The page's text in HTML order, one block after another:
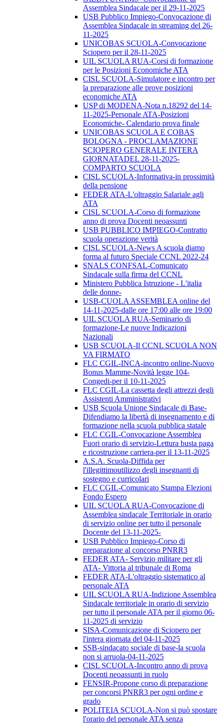
Assemblea Sindacale per il 29-11-2025
USB Pubblico Impiego-Convocazione di
Assemblea Sindacale in streaming del 26-
11-2025
UNICOBAS SCUOLA-Convocazione
Sciopero per il 28-11-2025
UIL SCUOLA RUA-Corsi di formazione
per le Posizioni Economiche ATA
CISL SCUOLA-Simulatore e incontro per
la preparazione alle prove posizioni
economiche ATA
USP di MODENA-Nota n.18292 del 14-
11-2025-Personale ATA-Posizioni
Economiche- Calendario prova finale
UNICOBAS SCUOLA E COBAS
BOLOGNA - PROCLAMAZIONE
SCIOPERO GENERALE INTERA
GIORNATADEL 28-11-2025-
COMPARTO SCUOLA
CISL SCUOLA-Informativa-in prossimità
della pensione
FEDER ATA-L'oltraggio Salariale agli
ATA
CISL SCUOLA-Corso di formazione
anno di prova Docenti neoassunti
USB PUBBLICO IMPIEGO-Contratto
scuola operazione verità
CISL SCUOLA-News A scuola diamo
forma al futuro Speciale CCNL 2022-24
SNALS CONFSAL-Comunicato
Sindacale sulla firma del CCNL
Ministero Pubblica Istruzione - L'italia
delle donne-
USB-CUOLA ASSEMBLEA online del
14-11-2025-dalle ore 17:00 alle ore 19:00
UIL SCUOLA RUA-Seminario di
formazione-Le nuove Indicazioni
Nazionali
USB SCUOLA-Il CCNL SCUOLA NON
VA FIRMATO
FLC CGIL-INCA-incontro online-Nuovo
Bonus Mamme-Novità legge 104-
Congedi-per il 10-11-2025
FLC CGIL-La cassetta degli attrezzi degli
Assistenti Amministrativi
USB Scuola Unione Sindacale di Base-
Difendiamo la libertà di insegnamento e di
formazione nella scuola pubblica statale
FLC CGIL-Convocazione Assemblea
Fuori orario di servizio-Lettura busta paga
e ricostruzione carriera-per il 13-11-2025
A.S.A. Scuola-Diffida per
l'illegittimoutilizzo degli insegnanti di
sostegno e curricolari
FLC CGIL-Comunicato Stampa Elezioni
Fondo Espero
UIL SCUOLA RUA-Convocazione di
Assemblea sindacale Territoriale in orario
di servizio online per tutto il personale
Docente del 13-11-2025-
USB Pubblico Impiego-Corso di
preparazione al concorso PNRR3
FEDER ATA- Servizio militare per gli
ATA- Vittoria al tribunale di Roma
FEDER ATA-L'oltraggio sistematico al
personale ATA
UIL SCUOLA RUA-Indizione Assemblea
Sindacale territoriale in orario di servizio
per tutto il personale ATA per il giorno 06-
11-2025 di servizio
SISA-Comunicazione di Sciopero per
l'intera giornata del 04-11-2025
SSB-sindacato sociale di base-la scuola
non si arruola-04-11-2025
CISL SCUOLA-Incontro anno di prova
Docenti neoassunti in ruolo
FENSIR-Propone corso di preparazione
per concorsi PNRR3 per ogni ordine e
grado
POLITEIA SCUOLA-Non si può spostare
l'orario del personale ATA senza